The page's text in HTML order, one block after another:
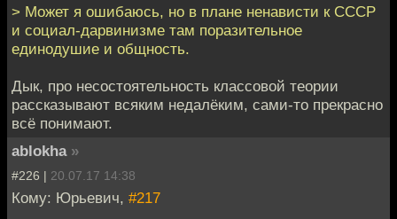
> Может я ошибаюсь, но в плане ненависти к СССР
и социал-дарвинизме там поразительное
единодушие и общность.
Дык, про несостоятельность классовой теории
рассказывают всяким недалёким, сами-то прекрасно
всё понимают.
ablokha »
#226 | 20.07.17 14:38
Кому: Юрьевич, #217